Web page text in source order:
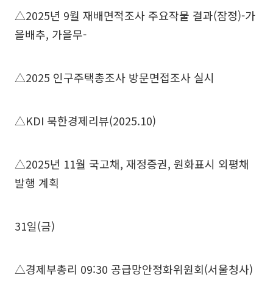
△2025년 9월 재배면적조사 주요작물 결과(잠정)-가
을배추, 가을무-
△2025 인구주택총조사 방문면접조사 실시
△KDI 북한경제리뷰(2025.10)
△2025년 11월 국고채, 재정증권, 원화표시 외평채
발행 계획
31일(금)
△경제부총리 09:30 공급망안정화위원회(서울청사)